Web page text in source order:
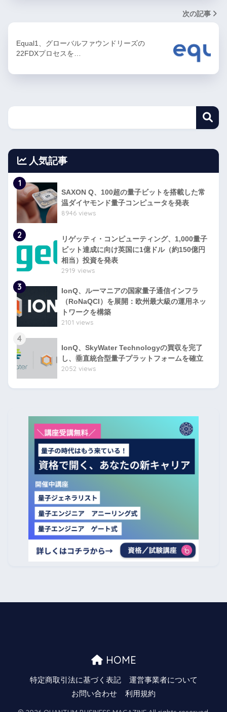
次の記事
Equal1、グローバルファウンドリーズの
22FDXプロセスを…
人気記事
1
SAXON Q、100超の量子ビットを搭載した常
温ダイヤモンド量子コンピュータを発表
8946 views
2
リゲッティ・コンピューティング、1,000量子
ビット達成に向け英国に1億ドル（約150億円
相当）投資を発表
2919 views
3
IonQ、ルーマニアの国家量子通信インフラ
（RoNaQCI）を展開：欧州最大級の運用ネッ
トワークを構築
2101 views
4
IonQ、SkyWater Technologyの買収を完了
し、垂直統合型量子プラットフォームを確立
2052 views
HOME
特定商取引法に基づく表記
運営事業者について
お問い合わせ
利用規約